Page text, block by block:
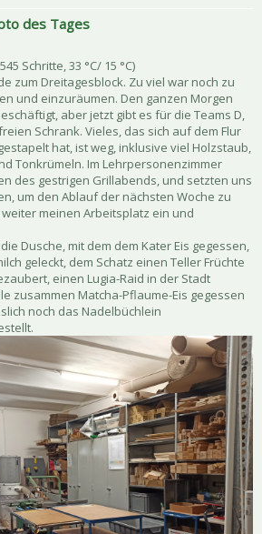
des Tages
Schritte, 33 °C/ 15 °C)
zum Dreitagesblock. Zu viel war noch zu
und einzuräumen. Den ganzen Morgen
aber jetzt gibt es für die Teams D,
Schrank. Vieles, das sich auf dem Flur
hat, ist weg, inklusive viel Holzstaub,
Tonkrümeln. Im Lehrpersonenzimmer
des gestrigen Grillabends, und setzten uns
um den Ablauf der nächsten Woche zu
meinen Arbeitsplatz ein und
Dusche, mit dem dem Kater Eis gegessen,
geleckt, dem Schatz einen Teller Früchte
einen Lugia-Raid in der Stadt
zusammen Matcha-Pflaume-Eis gegessen
noch das Nadelbüchlein